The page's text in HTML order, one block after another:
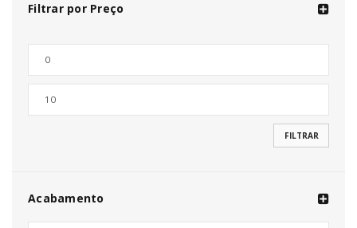
Filtrar por Preço
FILTRAR
Acabamento